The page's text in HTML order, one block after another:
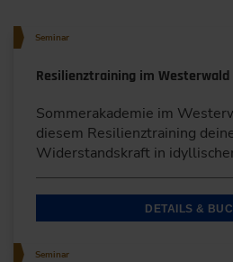
Seminar
Resilienztraining im Westerwald
Sommerakademie im
diesem Resilienztraining
Widerstandskraft in
DETAILS &
Seminar